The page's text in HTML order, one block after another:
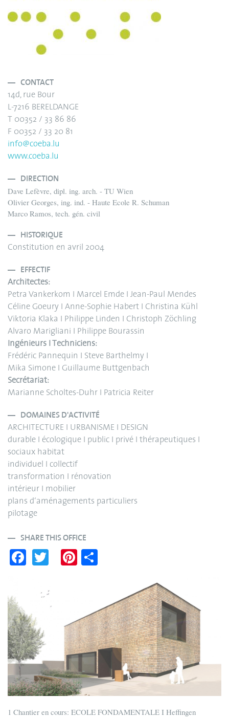
CONTACT
14d, rue Bour
L-7216 BERELDANGE
T 00352 / 33 86 86
F 00352 / 33 20 81
info@coeba.lu
www.coeba.lu
DIRECTION
Dave Lefèvre, dipl. ing. arch. - TU Wien
Olivier Georges, ing. ind. - Haute Ecole R. Schuman
Marco Ramos, tech. gén. civil
HISTORIQUE
Constitution en avril 2004
EFFECTIF
Architectes:
Petra Vankerkom I Marcel Emde I Jean-Paul Mendes
Céline Goeury I Anne-Sophie Habert I Christina Kühl
Viktoria Klaka I Philippe Linden I Christoph Zöchling
Alvaro Marigliani I Philippe Bourassin
Ingénieurs I Techniciens:
Frédéric Pannequin I Steve Barthelmy I
Mika Simone I Guillaume Buttgenbach
Secrétariat:
Marianne Scholtes-Duhr I Patricia Reiter
DOMAINES D'ACTIVITÉ
ARCHITECTURE I URBANISME I DESIGN
durable I écologique I public I privé I thérapeutiques I
sociaux habitat
individuel I collectif
transformation I rénovation
intérieur I mobilier
plans d‘aménagements particuliers
pilotage
SHARE THIS OFFICE
Fa
ce
bo
ok
wi
tte
r
Pi
nt
t
1 Chantier en cours: ECOLE FONDAMENTALE I Heffingen